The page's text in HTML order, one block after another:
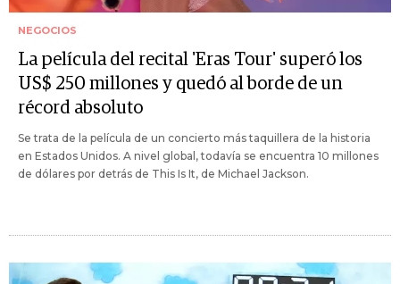
NEGOCIOS
La película del recital 'Eras Tour' superó los
US$ 250 millones y quedó al borde de un
récord absoluto
Se trata de la película de un concierto más taquillera de la historia
en Estados Unidos. A nivel global, todavía se encuentra 10 millones
de dólares por detrás de This Is It, de Michael Jackson.